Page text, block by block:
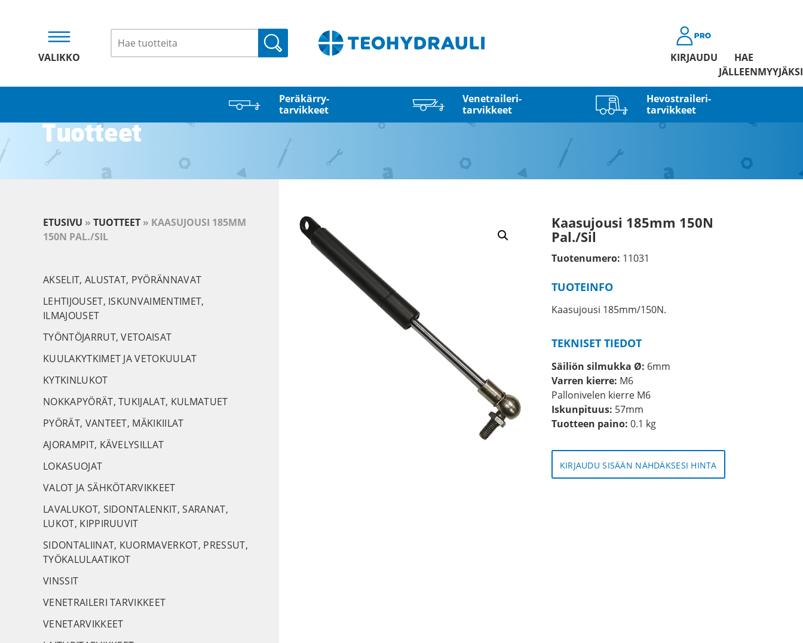
VALIKKO
Haku
KIRJAUDU
HAE
JÄLLEENMYYJÄKSI
Peräkärry­
tarvikkeet
Venetraileri­
tarvikkeet
Hevostraileri­
tarvikkeet
Tuotteet
Kaasujousi 185mm 150N
Pal./Sil
Tuotenumero: 11031
TUOTEINFO
Kaasujousi 185mm/150N.
TEKNISET TIEDOT
Säiliön silmukka Ø: 6mm
Varren kierre: M6
Pallonivelen kierre M6
Iskunpituus: 57mm
Tuotteen paino: 0.1 kg
KIRJAUDU SISÄÄN NÄHDÄKSESI HINTA
ETUSIVU » TUOTTEET » KAASUJOUSI 185MM
150N PAL./SIL
AKSELIT, ALUSTAT, PYÖRÄNNAVAT
LEHTIJOUSET, ISKUNVAIMENTIMET,
ILMAJOUSET
TYÖNTÖJARRUT, VETOAISAT
KUULAKYTKIMET JA VETOKUULAT
KYTKINLUKOT
NOKKAPYÖRÄT, TUKIJALAT, KULMATUET
PYÖRÄT, VANTEET, MÄKIKIILAT
AJORAMPIT, KÄVELYSILLAT
LOKASUOJAT
VALOT JA SÄHKÖTARVIKKEET
LAVALUKOT, SIDONTALENKIT, SARANAT,
LUKOT, KIPPIRUUVIT
SIDONTALIINAT, KUORMAVERKOT, PRESSUT,
TYÖKALULAATIKOT
VINSSIT
VENETRAILERI TARVIKKEET
VENETARVIKKEET